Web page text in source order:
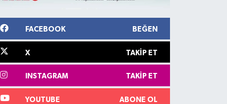
FACEBOOK BEĞEN
X TAKIP ET
INSTAGRAM TAKIP ET
YOUTUBE ABONE OL